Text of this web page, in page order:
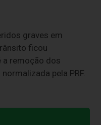
graves em
ficou
a remoção dos
pela PRF.